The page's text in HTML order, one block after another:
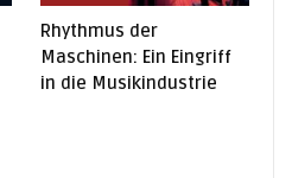
Rhythmus der
Maschinen: Ein Eingriff
in die Musikindustrie